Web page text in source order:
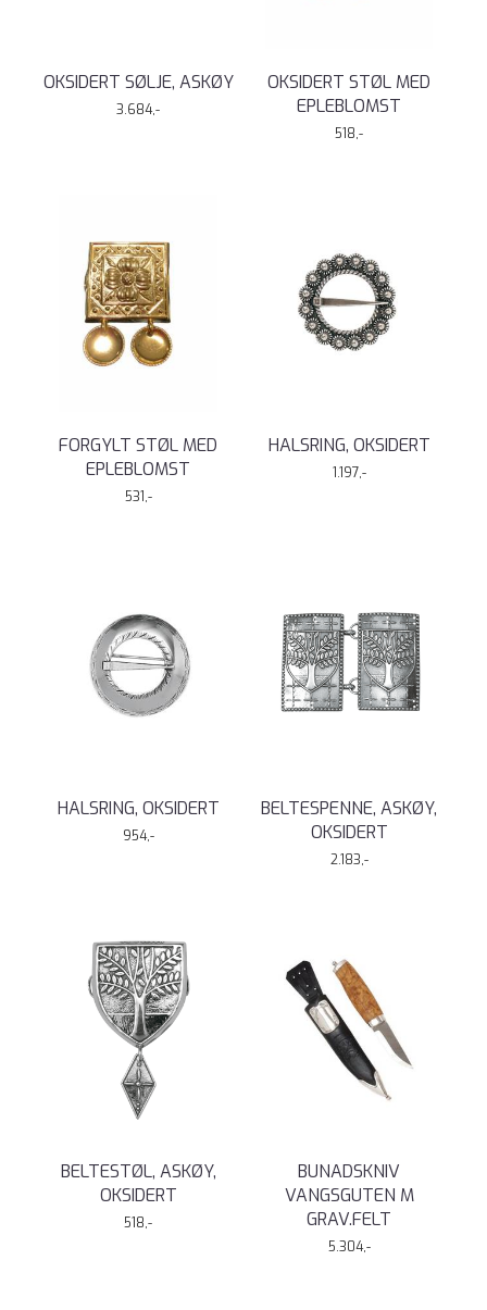
OKSIDERT SØLJE, ASKØY
3.684,-
OKSIDERT STØL MED
EPLEBLOMST
518,-
FORGYLT STØL MED
EPLEBLOMST
531,-
HALSRING, OKSIDERT
1.197,-
HALSRING, OKSIDERT
954,-
BELTESPENNE, ASKØY,
OKSIDERT
2.183,-
BELTESTØL, ASKØY,
OKSIDERT
518,-
BUNADSKNIV
VANGSGUTEN M
GRAV.FELT
5.304,-